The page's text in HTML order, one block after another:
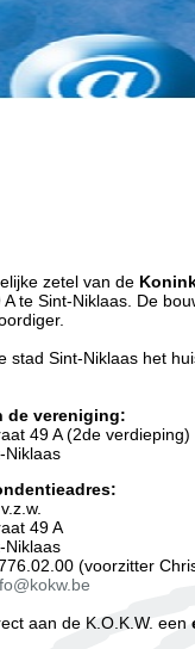
zetel van de
te Sint-Niklaas. De
stad Sint-Niklaas het
de vereniging:
49 A (2de verdieping)
Niklaas
49 A
Niklaas
(voorzitter
aan de K.O.K.W. een